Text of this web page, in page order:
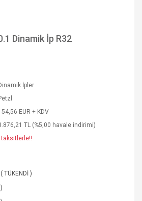
Dinamik İp R32
İpler
EUR + KDV
TL (%5,00 havale indirimi)
taksitlerle!!
TÜKENDİ )